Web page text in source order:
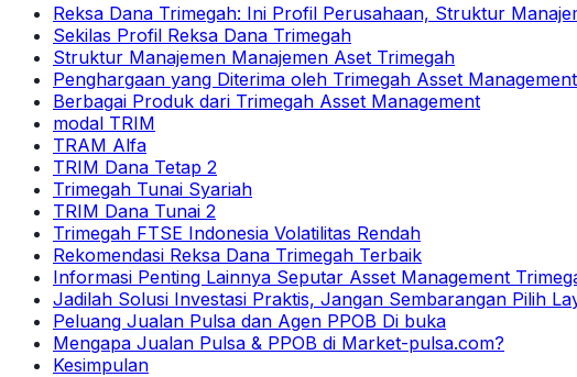
Reksa Dana Trimegah: Ini Profil Perusahaan, Struktur
Sekilas Profil Reksa Dana Trimegah
Struktur Manajemen Manajemen Aset Trimegah
Penghargaan yang Diterima oleh Trimegah Asset Management
Berbagai Produk dari Trimegah Asset Management
modal TRIM
TRAM Alfa
TRIM Dana Tetap 2
Trimegah Tunai Syariah
TRIM Dana Tunai 2
Trimegah FTSE Indonesia Volatilitas Rendah
Rekomendasi Reksa Dana Trimegah Terbaik
Informasi Penting Lainnya Seputar Asset Management
Jadilah Solusi Investasi Praktis, Jangan Sembarangan Pilih
Peluang Jualan Pulsa dan Agen PPOB Di buka
Mengapa Jualan Pulsa & PPOB di Market-pulsa.com?
Kesimpulan